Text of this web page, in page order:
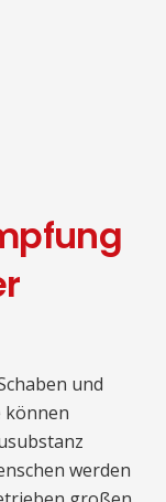
und
können
werden